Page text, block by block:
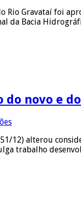
Rio Gravataí foi
da Bacia
novo e
12) alterou
trabalho